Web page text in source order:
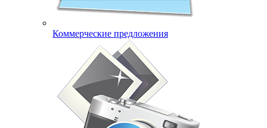
Коммерческие предложения